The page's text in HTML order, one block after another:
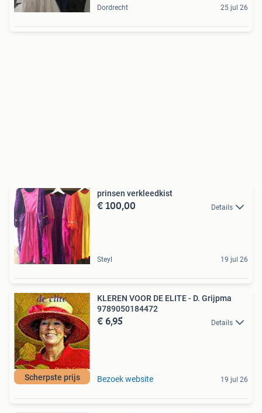
Dordrecht 25 jul 26
prinsen verkleedkist
€ 100,00 Details
Steyl 19 jul 26
Scherpste prijs
KLEREN VOOR DE ELITE - D. Grijpma
9789050184472
€ 6,95 Details
Bezoek website 19 jul 26